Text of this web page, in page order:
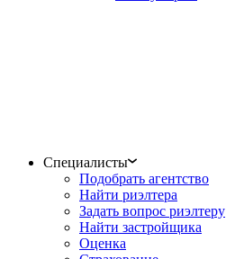
Специалисты
Подобрать агентство
Найти риэлтера
Задать вопрос риэлтеру
Найти застройщика
Оценка